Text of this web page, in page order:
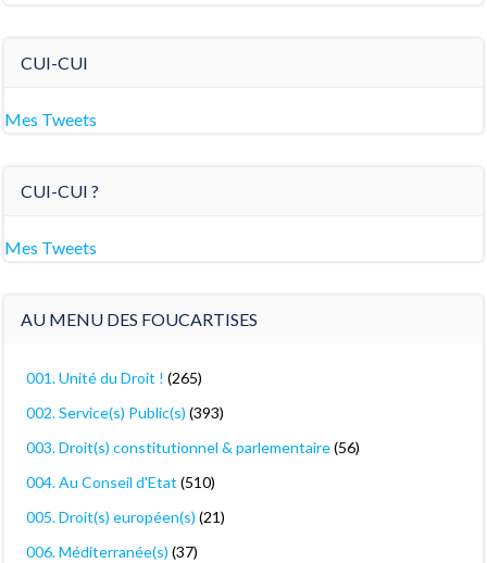
CUI-CUI
Mes Tweets
CUI-CUI ?
Mes Tweets
AU MENU DES FOUCARTISES
001. Unité du Droit ! (265)
002. Service(s) Public(s) (393)
003. Droit(s) constitutionnel & parlementaire(56)
004. Au Conseil d'Etat (510)
005. Droit(s) européen(s) (21)
006. Méditerranée(s) (37)